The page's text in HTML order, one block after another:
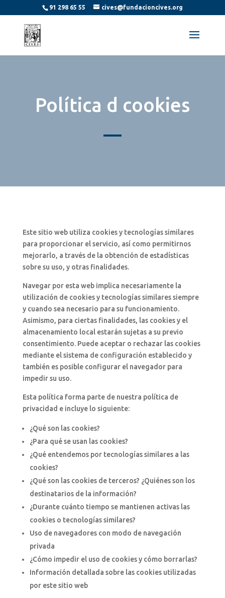
91 298 65 55 cives@fundacioncives.org
Política d cookies
Este sitio web utiliza cookies y tecnologías similares
para proporcionar el servicio, así como permitirnos
mejorarlo, a través de la obtención de estadísticas
sobre su uso, y otras finalidades.
Navegar por esta web implica necesariamente la
utilización de cookies y tecnologías similares siempre
y cuando sea necesario para su funcionamiento.
Asimismo, para ciertas finalidades, las cookies y el
almacenamiento local estarán sujetas a su previo
consentimiento. Puede aceptar o rechazar las cookies
mediante el sistema de configuración establecido y
también es posible configurar el navegador para
impedir su uso.
Esta política forma parte de nuestra política de
privacidad e incluye lo siguiente:
¿Qué son las cookies?
¿Para qué se usan las cookies?
¿Qué entendemos por tecnologías similares a las
cookies?
¿Qué son las cookies de terceros? ¿Quiénes son los
destinatarios de la información?
¿Durante cuánto tiempo se mantienen activas las
cookies o tecnologías similares?
Uso de navegadores con modo de navegación
privada
¿Cómo impedir el uso de cookies y cómo borrarlas?
Información detallada sobre las cookies utilizadas
por este sitio web